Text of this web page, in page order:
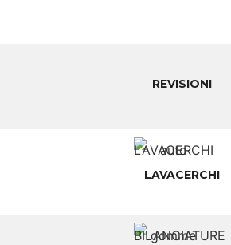
REVISIONI
LAVACERCHI